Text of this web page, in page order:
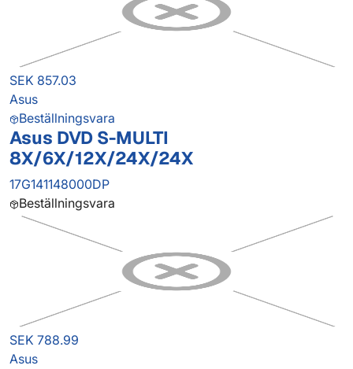
SEK 857.03
Asus
Beställningsvara
Asus DVD S-MULTI
8X/6X/12X/24X/24X
17G141148000DP
Beställningsvara
SEK 788.99
Asus